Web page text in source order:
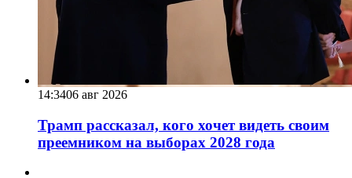
14:3406 авг 2026
Трамп рассказал, кого хочет видеть своим
преемником на выборах 2028 года